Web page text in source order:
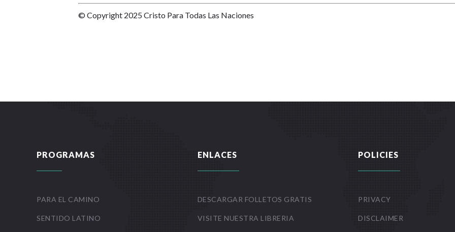
© Copyright 2025 Cristo Para Todas Las Naciones
PROGRAMAS
PARA EL CAMINO
SENTIDO LATINO
ENLACES
DESCARGAR FOLLETOS GRATIS
VISITE NUESTRA LIBRERIA
POLICIES
PRIVACY
DISCLAIMER